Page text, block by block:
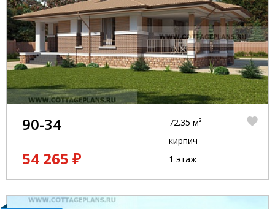
90-34
54 265 ₽
72.35 м²
кирпич
1 этаж